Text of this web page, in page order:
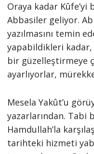
Oraya kadar
Abbasiler geliyor.
yazılmasını temin
yapabildikleri kadar,
bir güzelleştirmeye
ayarlıyorlar,
Mesela Yakût’u
yazarlarından. Tabi
Hamdullah’la
tarihteki hizmeti